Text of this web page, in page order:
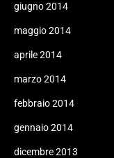
giugno 2014
maggio 2014
aprile 2014
marzo 2014
febbraio 2014
gennaio 2014
dicembre 2013